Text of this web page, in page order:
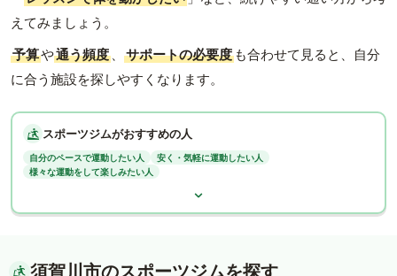
えてみましょう。
予算や通う頻度 、 サポートの必要度 も合わせて見ると、自分
に合う施設を探しやすくなります。
スポーツジムがおすすめの人
自分のペースで運動したい人
安く・気軽に運動したい人
様々な運動をして楽しみたい人